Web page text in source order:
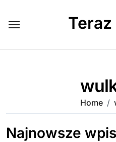
content
Home
Najnowsze